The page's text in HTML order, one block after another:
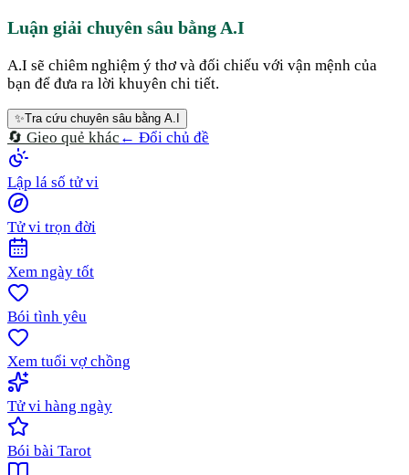
Luận giải chuyên sâu bằng A.I
A.I sẽ chiêm nghiệm ý thơ và đối chiếu với vận mệnh của
bạn để đưa ra lời khuyên chi tiết.
✨Tra cứu chuyên sâu bằng A.I
🔄 Gieo quẻ khác ← Đổi chủ đề
Lập lá số tử vi
Tử vi trọn đời
Xem ngày tốt
Bói tình yêu
Xem tuổi vợ chồng
Tử vi hàng ngày
Bói bài Tarot